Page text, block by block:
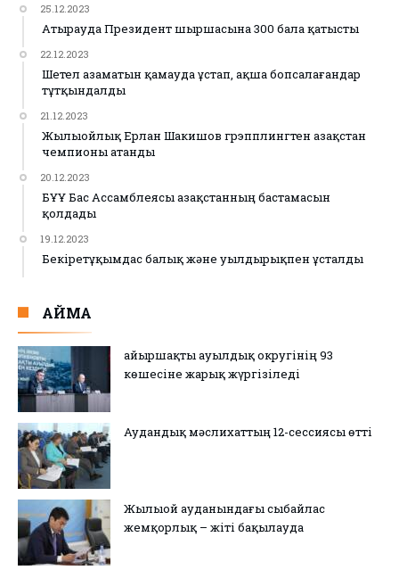
25.12.2023
Атырауда Президент шыршасына 300 бала қатысты
22.12.2023
Шетел азаматын қамауда ұстап, ақша бопсалағандар
тұтқындалды
21.12.2023
Жылыойлық Ерлан Шакишов грэпплингтен Қазақстан
чемпионы атанды
20.12.2023
БҰҰ Бас Ассамблеясы Қазақстанның бастамасын
қолдады
19.12.2023
Бекіретұқымдас балық және уылдырықпен ұсталды
АЙМАҚ
Қайыршақты ауылдық округінің 93
көшесіне жарық жүргізіледі
Аудандық мәслихаттың 12-сессиясы өтті
Жылыой ауданындағы сыбайлас
жемқорлық – жіті бақылауда